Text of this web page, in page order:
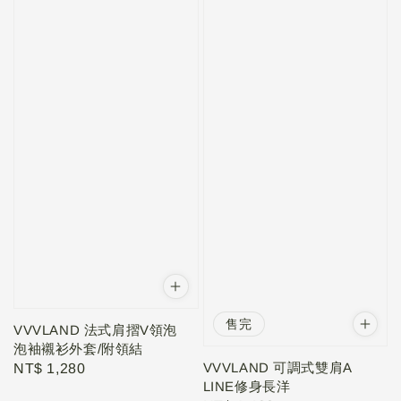
VVVLAND 法式肩摺V領泡
泡袖襯衫外套/附領結
Regular
NT$ 1,280
售完
VVVLAND 可調式雙肩A
LINE修身長洋